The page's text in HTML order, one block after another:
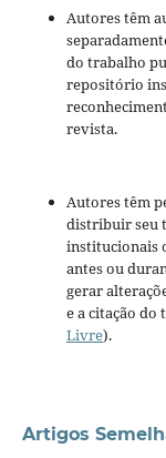
Autores têm
do trabalho
repositório
revista.
Autores têm
distribuir seu
institucionais
antes ou
gerar
e a citação do
Livre).
Artigos